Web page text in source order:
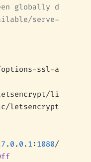
globally
serve-cgi-
ssl-
live/
letsencrypt/live/
. 0 . 0 . 1 : 1080/ray/